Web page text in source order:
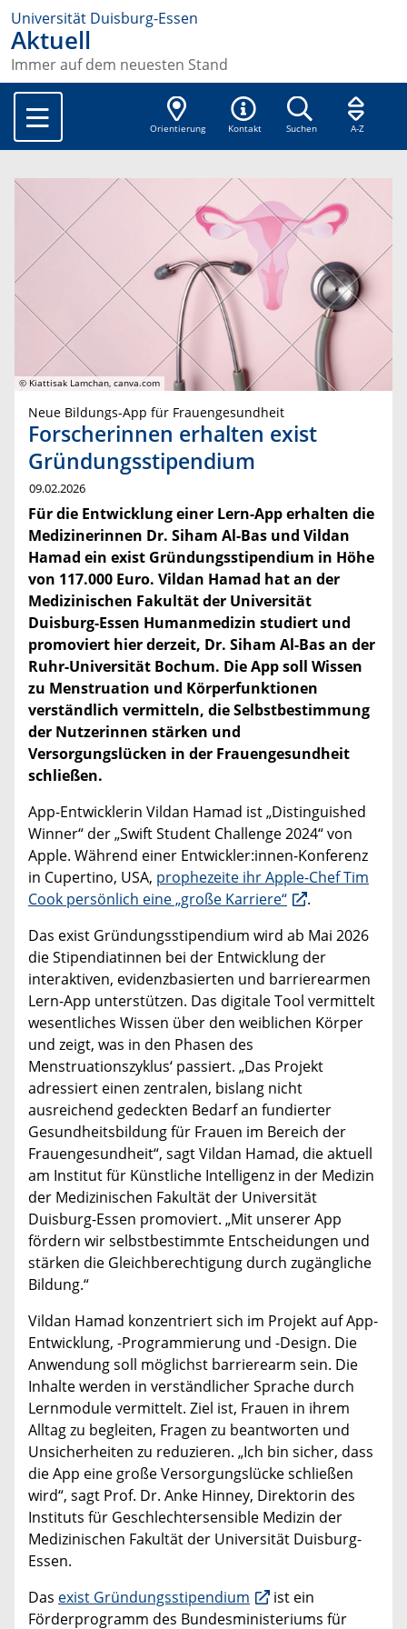
Universität Duisburg-Essen
Aktuell
Immer auf dem neuesten Stand
Orientierung Kontakt Suchen A-Z
© Kiattisak Lamchan, canva.com
Neue Bildungs-App für Frauengesundheit
Forscherinnen erhalten exist
Gründungsstipendium
09.02.2026
Für die Entwicklung einer Lern-App erhalten die
Medizinerinnen Dr. Siham Al-Bas und Vildan
Hamad ein exist Gründungsstipendium in Höhe
von 117.000 Euro. Vildan Hamad hat an der
Medizinischen Fakultät der Universität
Duisburg-Essen Humanmedizin studiert und
promoviert hier derzeit, Dr. Siham Al-Bas an der
Ruhr-Universität Bochum. Die App soll Wissen
zu Menstruation und Körperfunktionen
verständlich vermitteln, die Selbstbestimmung
der Nutzerinnen stärken und
Versorgungslücken in der Frauengesundheit
schließen.
App-Entwicklerin Vildan Hamad ist „Distinguished
Winner“ der „Swift Student Challenge 2024“ von
Apple. Während einer Entwickler:innen-Konferenz
in Cupertino, USA, prophezeite ihr Apple-Chef Tim
Cook persönlich eine „große Karriere“
.
Das exist Gründungsstipendium wird ab Mai 2026
die Stipendiatinnen bei der Entwicklung der
interaktiven, evidenzbasierten und barrierearmen
Lern-App unterstützen. Das digitale Tool vermittelt
wesentliches Wissen über den weiblichen Körper
und zeigt, was in den Phasen des
Menstruationszyklus‘ passiert. „Das Projekt
adressiert einen zentralen, bislang nicht
ausreichend gedeckten Bedarf an fundierter
Gesundheitsbildung für Frauen im Bereich der
Frauengesundheit“, sagt Vildan Hamad, die aktuell
am Institut für Künstliche Intelligenz in der Medizin
der Medizinischen Fakultät der Universität
Duisburg-Essen promoviert. „Mit unserer App
fördern wir selbstbestimmte Entscheidungen und
stärken die Gleichberechtigung durch zugängliche
Bildung.“
Vildan Hamad konzentriert sich im Projekt auf App-
Entwicklung, -Programmierung und -Design. Die
Anwendung soll möglichst barrierearm sein. Die
Inhalte werden in verständlicher Sprache durch
Lernmodule vermittelt. Ziel ist, Frauen in ihrem
Alltag zu begleiten, Fragen zu beantworten und
Unsicherheiten zu reduzieren. „Ich bin sicher, dass
die App eine große Versorgungslücke schließen
wird“, sagt Prof. Dr. Anke Hinney, Direktorin des
Instituts für Geschlechtersensible Medizin der
Medizinischen Fakultät der Universität Duisburg-
Essen.
Das exist Gründungsstipendium
ist ein
Förderprogramm des Bundesministeriums für